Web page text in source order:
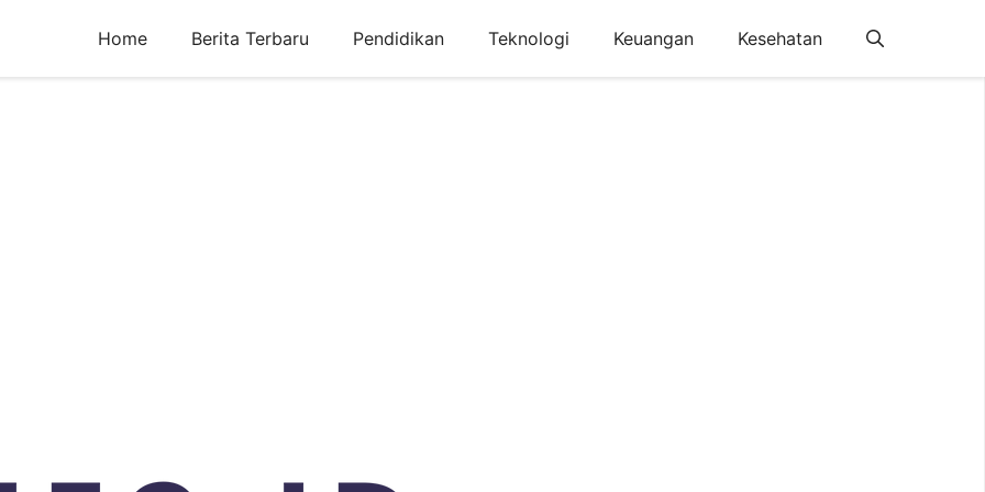
Home Berita Terbaru Pendidikan Teknologi Keuangan Kesehatan